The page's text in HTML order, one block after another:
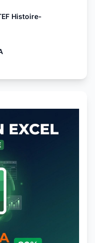
Histoire-